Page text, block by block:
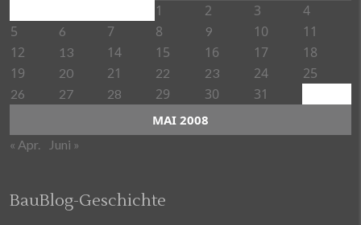
MAI 2008
1
2 3
4
5
6 7 8 9 10
11
12
13 14 15 16 17
18
19
20 21 22 23 24 25
26 27 28 29 30 31
« Apr. Juni »
BauBlog-Geschichte